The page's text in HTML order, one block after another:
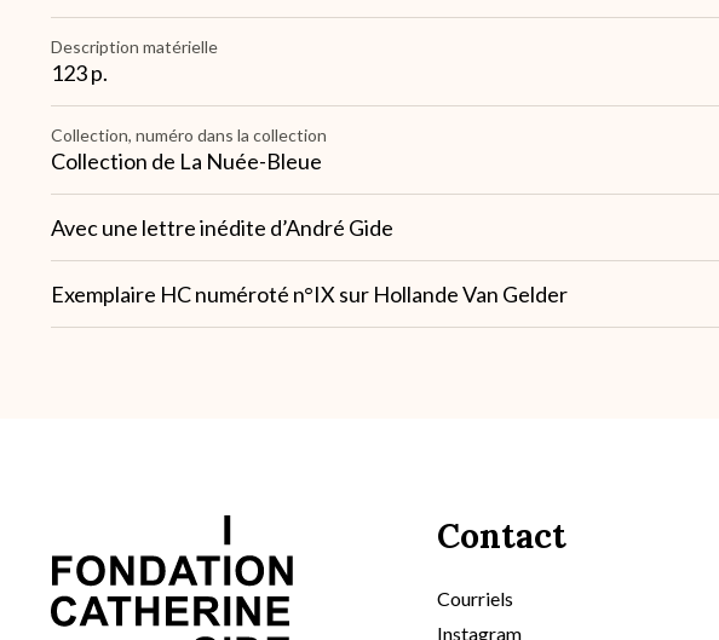
Description matérielle
123 p.
Collection, numéro dans la collection
Collection de La Nuée-Bleue
Note
Avec une lettre inédite d’André Gide
Note
Exemplaire HC numéroté n°IX sur Hollande Van Gelder
Contact
Courriels
Instagram